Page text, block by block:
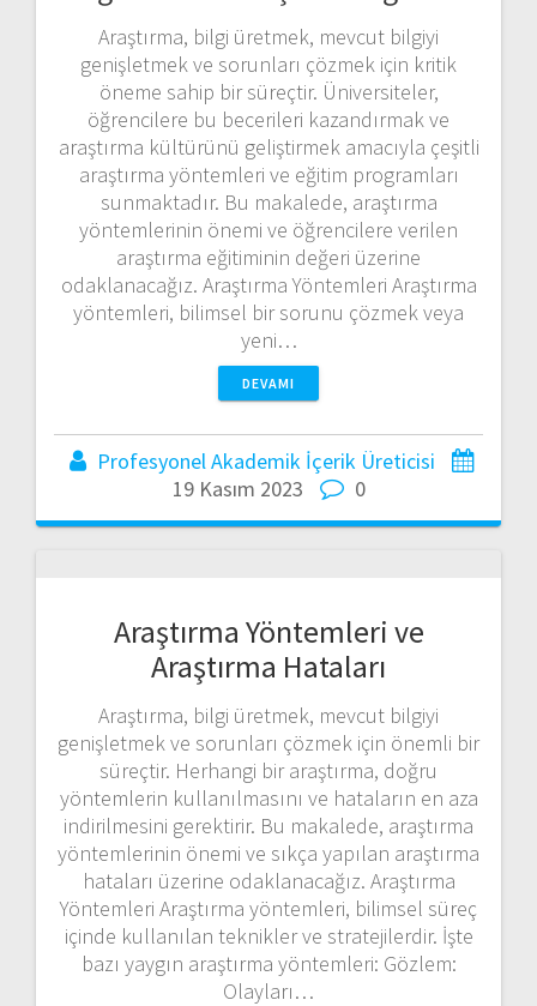
Araştırma, bilgi üretmek, mevcut bilgiyi
genişletmek ve sorunları çözmek için kritik
öneme sahip bir süreçtir. Üniversiteler,
öğrencilere bu becerileri kazandırmak ve
araştırma kültürünü geliştirmek amacıyla çeşitli
araştırma yöntemleri ve eğitim programları
sunmaktadır. Bu makalede, araştırma
yöntemlerinin önemi ve öğrencilere verilen
araştırma eğitiminin değeri üzerine
odaklanacağız. Araştırma Yöntemleri Araştırma
yöntemleri, bilimsel bir sorunu çözmek veya
yeni…
DEVAMI
Profesyonel Akademik İçerik Üreticisi
19 Kasım 2023
0
Araştırma Yöntemleri ve
Araştırma Hataları
Araştırma, bilgi üretmek, mevcut bilgiyi
genişletmek ve sorunları çözmek için önemli bir
süreçtir. Herhangi bir araştırma, doğru
yöntemlerin kullanılmasını ve hataların en aza
indirilmesini gerektirir. Bu makalede, araştırma
yöntemlerinin önemi ve sıkça yapılan araştırma
hataları üzerine odaklanacağız. Araştırma
Yöntemleri Araştırma yöntemleri, bilimsel süreç
içinde kullanılan teknikler ve stratejilerdir. İşte
bazı yaygın araştırma yöntemleri: Gözlem:
Olayları…